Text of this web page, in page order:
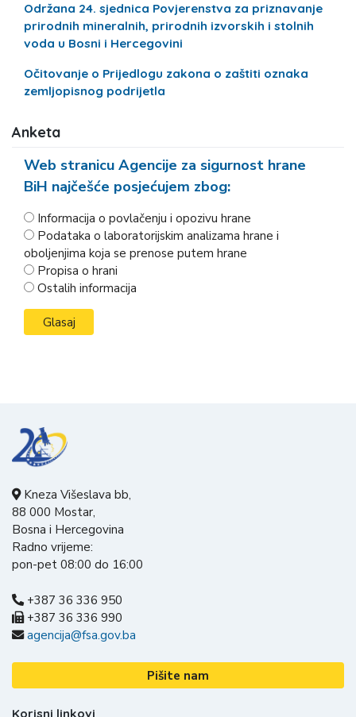
Održana 24. sjednica Povjerenstva za priznavanje
prirodnih mineralnih, prirodnih izvorskih i stolnih
voda u Bosni i Hercegovini
Očitovanje o Prijedlogu zakona o zaštiti oznaka
zemljopisnog podrijetla
Anketa
Web stranicu Agencije za sigurnost hrane
BiH najčešće posjećujem zbog:
Informacija o povlačenju i opozivu hrane
Podataka o laboratorijskim analizama hrane i
oboljenjima koja se prenose putem hrane
Propisa o hrani
Ostalih informacija
Kneza Višeslava bb,
88 000 Mostar,
Bosna i Hercegovina
Radno vrijeme:
pon-pet 08:00 do 16:00
+387 36 336 950
+387 36 336 990
agencija@fsa.gov.ba
Pišite nam
Korisni linkovi